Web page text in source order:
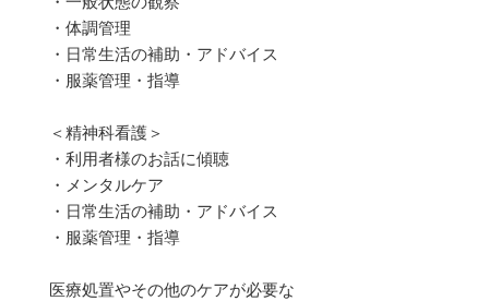
・体調管理
・日常生活の補助・アドバイス
・服薬管理・指導
＜精神科看護＞
・利用者様のお話に傾聴
・メンタルケア
・日常生活の補助・アドバイス
・服薬管理・指導
医療処置やその他のケアが必要な